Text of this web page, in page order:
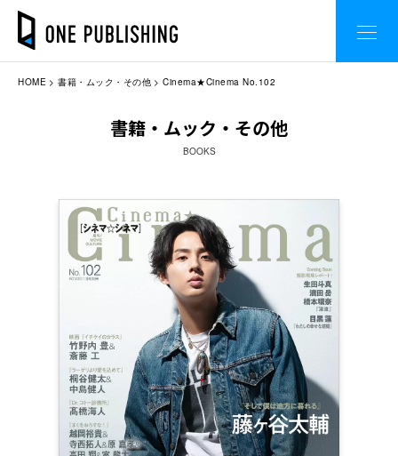
HOME 書籍・ムック・その他 Cinema★Cinema No.102
書籍・ムック・その他
BOOKS